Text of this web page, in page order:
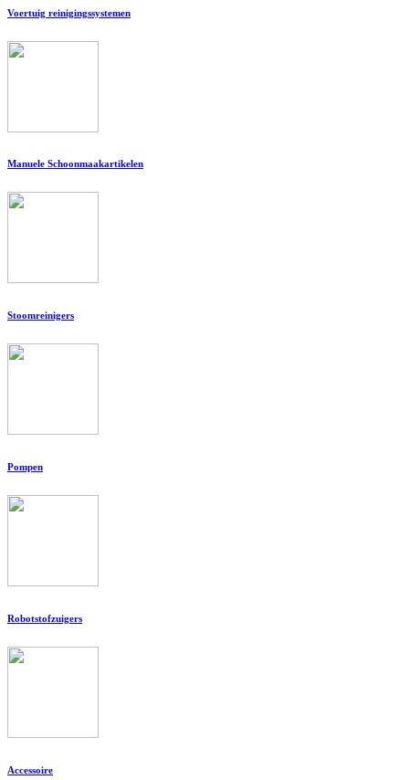
Voertuig reinigingssystemen
Manuele Schoonmaakartikelen
Stoomreinigers
Pompen
Robotstofzuigers
Accessoire